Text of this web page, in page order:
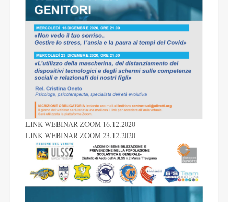
LINK WEBINAR ZOOM 16.12.2020
LINK WEBINAR ZOOM 23.12.2020